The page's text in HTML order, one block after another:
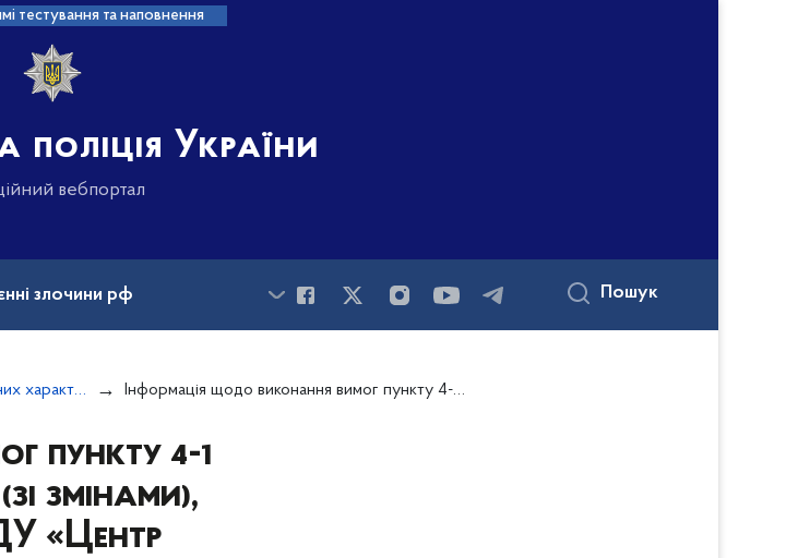
тестування та наповнення
України
вебпортал
злочини рф Пошук
Обґрунтування технічних характеристик та очікуваної вартості закупівель Інформація щодо виконання вимог пункту 4-1 постанови КМУ від 11.10.2016 №710 (зі змінами), закупівля UA-2024-01-22-014536-a ДУ «Центр обслуговування підрозділів НПУ» (29.01.2024)
пункту 4-1
змінами),
«Центр